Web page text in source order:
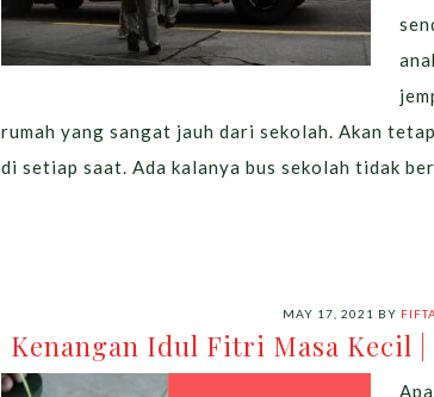
rumah yang sangat jauh dari sekolah. Akan
di setiap saat. Ada kalanya bus sekolah tidak
MAY 17, 2021 BY
Kenangan Idul Fitri Masa Kecil |